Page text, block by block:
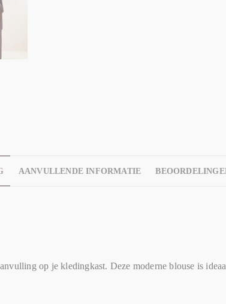
AANVULLENDE INFORMATIE
op je kledingkast. Deze moderne blouse is